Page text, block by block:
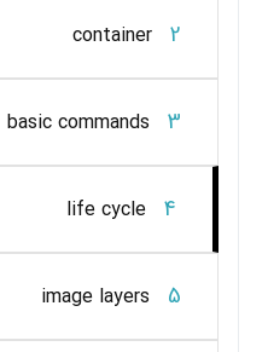
2
container
3
basic commands
4
life cycle
5
image layers